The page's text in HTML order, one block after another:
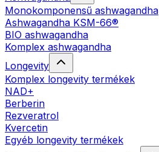
Monokomponensű ashwagandha
Ashwagandha KSM-66®
BIO ashwagandha
Komplex ashwagandha
Longevity
Komplex longevity termékek
NAD+
Berberin
Rezveratrol
Kvercetin
Egyéb longevity termékek